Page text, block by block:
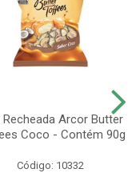
Recheada Arcor Butter
Coco - Contém 90g
Código: 10332